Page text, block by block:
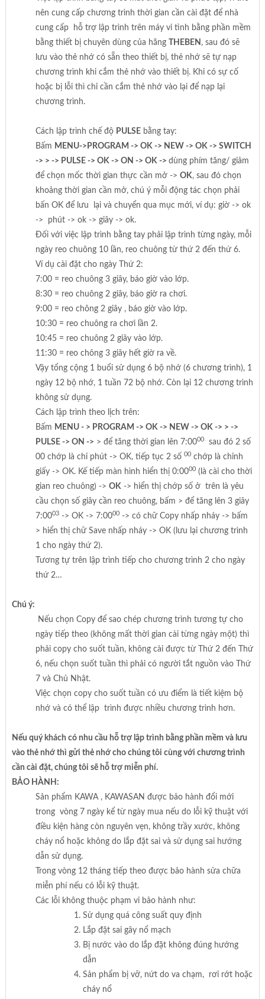
nên cung cấp chương trình thời gian cần cài đặt để nhà
cung cấp hỗ trợ lập trình trên máy vi tình bằng phần mềm
bằng thiết bị chuyên dùng của hãng THEBEN , sau đó sẽ
lưu vào thẻ nhớ có sẵn theo thiết bị, thẻ nhớ sẽ tự nạp
chương trình khi cắm thẻ nhớ vào thiết bị. Khi có sự cố
hoặc bị lỗi thì chỉ cần cắm thẻ nhớ vào lại để nạp lại
chương trình.
Cách lập trình chế độ PULSEbằng tay:
Bấm MENU->PROGRAM -> OK -> NEW -> OK -> SWITCH
-> > -> PULSE -> OK -> ON -> OK -> dùng phím tăng/ giảm
để chọn mốc thời gian thực cần mở -> OK, sau đó chọn
khoảng thời gian cần mở, chú ý mỗi động tác chọn phải
bấn OK để lưu lại và chuyển qua mục mới, ví dụ: giờ -> ok
-> phút -> ok -> giây -> ok.
Đối với việc lập trình bằng tay phải lập trình từng ngày, mỗi
ngày reo chuông 10 lần, reo chuông từ thứ 2 đến thứ 6.
Ví dụ cài đặt cho ngày Thứ 2:
7:00 = reo chuông 3 giây, báo giờ vào lớp.
8:30 = reo chuông 2 giây, báo giờ ra chơi.
9:00 = reo chông 2 giây , báo giờ vào lớp.
10:30 = reo chuông ra chơi lần 2.
10:45 = reo chuông 2 giây vào lớp.
11:30 = reo chông 3 giây hết giờ ra về.
Vậy tổng cộng 1 buổi sử dụng 6 bộ nhớ (6 chương trình), 1
ngày 12 bộ nhớ, 1 tuần 72 bộ nhớ. Còn lại 12 chương trình
không sử dụng.
Cách lập trình theo lịch trên:
Bấm MENU - > PROGRAM -> OK -> NEW -> OK -> > ->
PULSE -> ON -> > để tăng thời gian lên 7:0000sau đó 2 số
00 chớp là chỉ phút -> OK, tiếp tục 2 số 00chớp là chỉnh
giấy -> OK. Kế tiếp màn hình hiển thị 0:0000(là cài cho thời
gian reo chuông) -> OK-> hiển thị chớp số ở trên là yêu
cầu chọn số giây cần reo chuông, bấm > để tăng lên 3 giây
7:0003-> OK -> 7:0000-> có chữ Copy nhấp nháy -> bấm
> hiển thị chữ Save nhấp nháy -> OK (lưu lại chương trình
1 cho ngày thứ 2).
Tương tự trên lập trình tiếp cho chương trình 2 cho ngày
thứ 2…
Chú ý:
Nếu chọn Copy để sao chép chương trình tương tự cho
ngày tiếp theo (không mất thời gian cài từng ngày một) thì
phải copy cho suốt tuần, không cài được từ Thứ 2 đến Thứ
6, nếu chọn suốt tuần thì phải có người tắt nguồn vào Thứ
7 và Chủ Nhật.
Việc chọn copy cho suốt tuần có ưu điểm là tiết kiệm bộ
nhớ và có thể lập trình được nhiều chương trình hơn.
Nếu quý khách có nhu cầu hỗ trợ lập trình bằng phần mềm và lưu
vào thẻ nhớ thì gửi thẻ nhớ cho chúng tôi cùng với chương trình
cần cài đặt, chúng tôi sẽ hỗ trợ miễn phí.
BẢO HÀNH:
Sản phẩm KAWA , KAWASAN được bảo hành đổi mới
trong vòng 7 ngày kể từ ngày mua nếu do lỗi kỹ thuật với
điều kiện hàng còn nguyên vẹn, không trầy xước, không
cháy nổ hoặc không do lắp đặt sai và sử dụng sai hướng
dẫn sử dụng.
Trong vòng 12 tháng tiếp theo được bảo hành sửa chữa
miễn phí nếu có lỗi kỹ thuật.
Các lỗi không thuộc phạm vi bảo hành như:
Sử dụng quá công suất quy định
Lắp đặt sai gây nổ mạch
Bị nước vào do lắp đặt không đúng hướng
dẫn
Sản phẩm bị vỡ, nứt do va chạm, rơi rớt hoặc
cháy nổ